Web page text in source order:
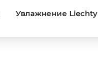
Увлажнение Liechty